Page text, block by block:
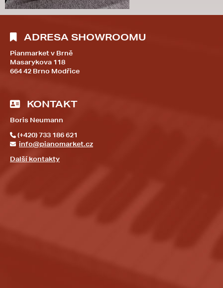
ADRESA SHOWROOMU
Pianmarket v Brně
Masarykova 118
664 42 Brno Modřice
KONTAKT
Boris Neumann
(+420) 733 186 621
info@pianomarket.cz
Další kontakty